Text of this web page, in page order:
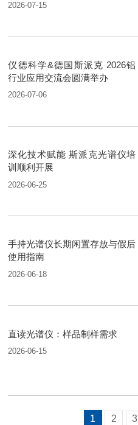
2026-07-15
仪德科学&德国斯派克 2026铝
行业应用交流会圆满举办
2026-07-06
深化技术赋能 斯派克光谱仪培
训顺利开展
2026-06-25
手持光谱仪长期闲置存放与假后
使用指南
2026-06-18
直读光谱仪：样品制样需求
2026-06-15
1 2 3